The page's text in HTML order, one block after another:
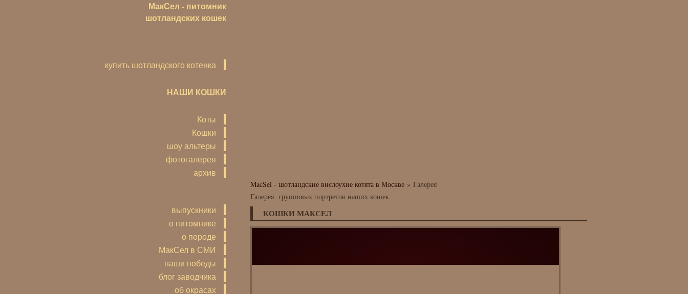
МакСел - питомник
шотландских кошек
купить шотландского котенка
НАШИ КОШКИ
Коты
Кошки
шоу альтеры
фотогалерея
архив
выпускники
о питомнике
о породе
МакСел в СМИ
наши победы
блог заводчика
об окрасах
MacSel - шотландские вислоухие котята в Москве » Галерея
Галерея групповых портретов наших кошек
КОШКИ МАКСЕЛ